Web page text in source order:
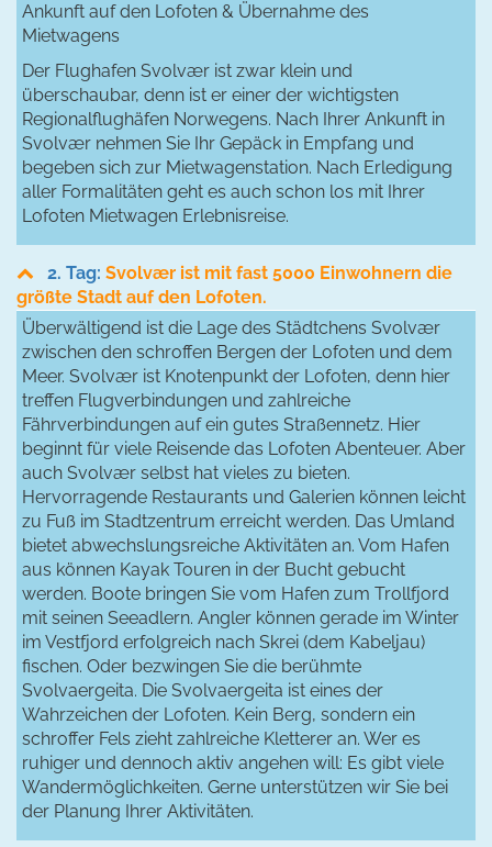
Ankunft auf den Lofoten & Übernahme des
Mietwagens
Der Flughafen Svolvær ist zwar klein und
überschaubar, denn ist er einer der wichtigsten
Regionalflughäfen Norwegens. Nach Ihrer Ankunft in
Svolvær nehmen Sie Ihr Gepäck in Empfang und
begeben sich zur Mietwagenstation. Nach Erledigung
aller Formalitäten geht es auch schon los mit Ihrer
Lofoten Mietwagen Erlebnisreise.
2. Tag: Svolvær ist mit fast 5000 Einwohnern die
größte Stadt auf den Lofoten.
Überwältigend ist die Lage des Städtchens Svolvær
zwischen den schroffen Bergen der Lofoten und dem
Meer. Svolvær ist Knotenpunkt der Lofoten, denn hier
treffen Flugverbindungen und zahlreiche
Fährverbindungen auf ein gutes Straßennetz. Hier
beginnt für viele Reisende das Lofoten Abenteuer. Aber
auch Svolvær selbst hat vieles zu bieten.
Hervorragende Restaurants und Galerien können leicht
zu Fuß im Stadtzentrum erreicht werden. Das Umland
bietet abwechslungsreiche Aktivitäten an. Vom Hafen
aus können Kayak Touren in der Bucht gebucht
werden. Boote bringen Sie vom Hafen zum Trollfjord
mit seinen Seeadlern. Angler können gerade im Winter
im Vestfjord erfolgreich nach Skrei (dem Kabeljau)
fischen. Oder bezwingen Sie die berühmte
Svolvaergeita. Die Svolvaergeita ist eines der
Wahrzeichen der Lofoten. Kein Berg, sondern ein
schroffer Fels zieht zahlreiche Kletterer an. Wer es
ruhiger und dennoch aktiv angehen will: Es gibt viele
Wandermöglichkeiten. Gerne unterstützen wir Sie bei
der Planung Ihrer Aktivitäten.